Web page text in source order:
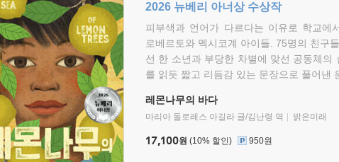
2026 뉴베리 아너상 수상작
피부색과 언어가 다르다는 이유로 학교에
로베르토와 멕시코계 아이들. 75명의 친구
선 한 소년과 부당한 차별에 맞선 공동체의
를 읽듯 짧고 리듬감 있는 문장으로 풀어낸
레몬나무의 바다
마리아 돌로레스 아길라 글/김난령 역 밝은미래
17,100원 (10% 할인) 950원